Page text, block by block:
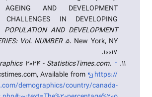
AGEING AND DEVELOPMENT
CHALLENGES IN DEVELOPING
POPULATION AND DEVELOPMENT
Vol. NUMBER 5. New York, NY
10017.
↑
2024 - StatisticsTimes.com.
Available from
https://
demographics/country/canada-